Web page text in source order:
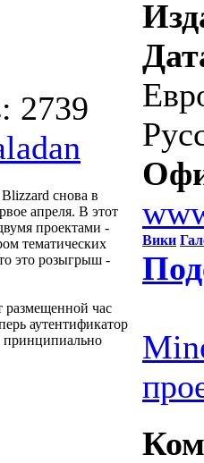
2739
снова в
апреля. В этот
проектами -
тематических
это розыгрыш -
размещенной час
аутентификатор
принципиально
Вики